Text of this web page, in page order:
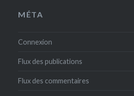
MÉTA
Connexion
Flux des publications
Flux des commentaires